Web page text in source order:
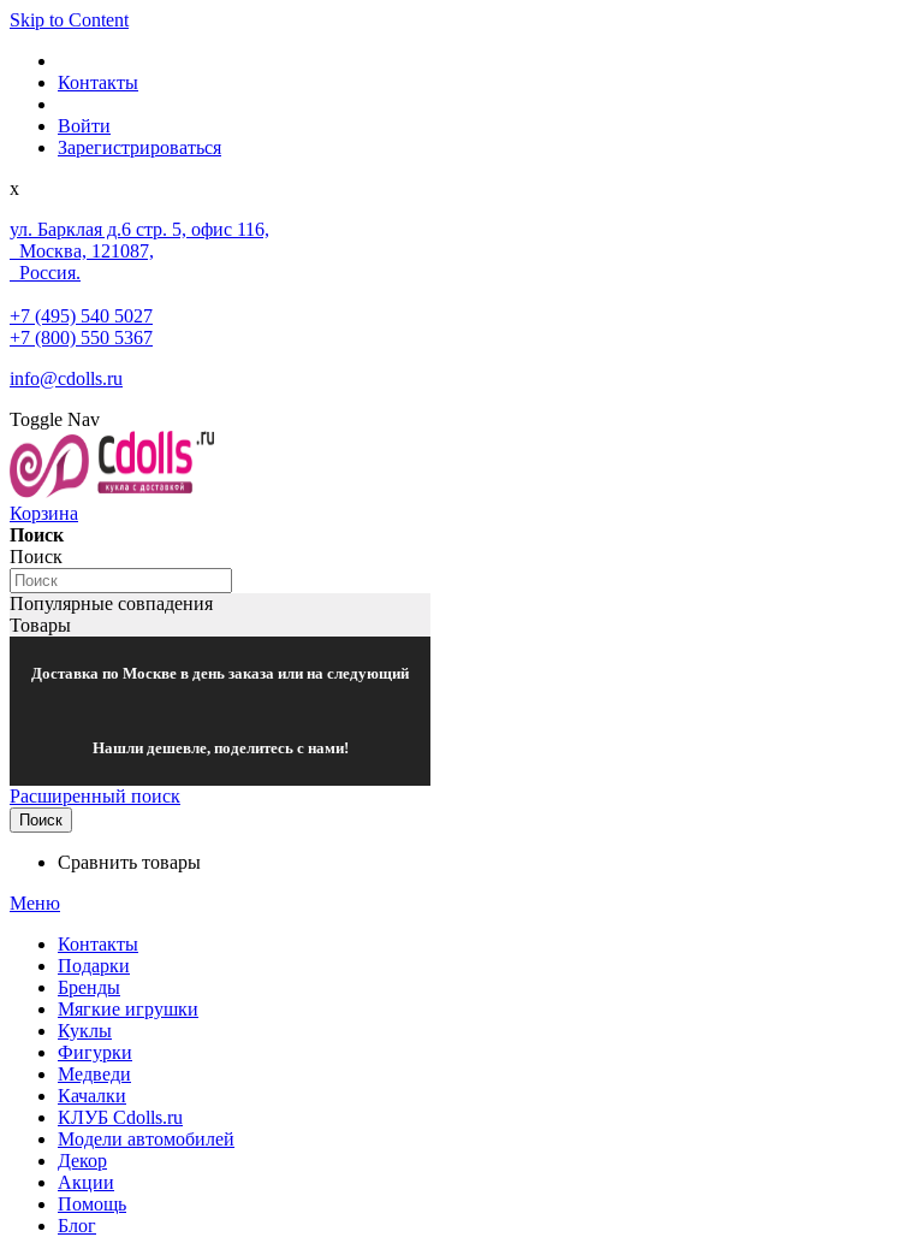
Skip to Content
Контакты
Войти
Зарегистрироваться
x
ул. Барклая д.6 стр. 5, офис 116,
Москва, 121087,
Россия.
+7 (495) 540 5027
+7 (800) 550 5367
info@cdolls.ru
Toggle Nav
Корзина
Поиск
Поиск
Популярные совпадения
Товары
Доставка по Москве в день заказа или на следующий
Нашли дешевле, поделитесь с нами!
Расширенный поиск
Поиск
Сравнить товары
Меню
Контакты
Подарки
Бренды
Мягкие игрушки
Куклы
Фигурки
Медведи
Качалки
КЛУБ Cdolls.ru
Модели автомобилей
Декор
Акции
Помощь
Блог